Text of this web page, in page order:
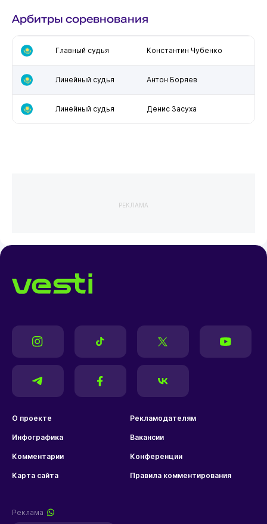
Арбитры соревнования
Главный судья Константин Чубенко
Линейный судья Антон Боряев
Линейный судья Денис Засуха
РЕКЛАМА
О проекте Рекламодателям
Инфографика Вакансии
Комментарии Конференции
Карта сайта Правила комментирования
Реклама